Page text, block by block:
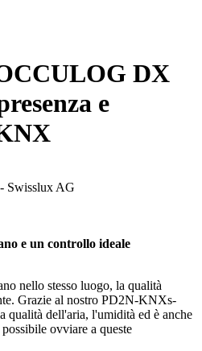
DX
e
Swisslux AG
e un controllo ideale
nello stesso luogo, la qualità
Grazie al nostro PD2N-KNXs-
dell'aria, l'umidità ed è anche
ovviare a queste